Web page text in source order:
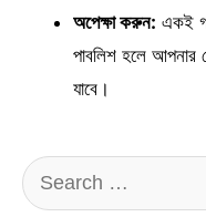
অপেক্ষা করুন: একই
পাবলিশ হলে আপনার
যাবে।
Search
for: